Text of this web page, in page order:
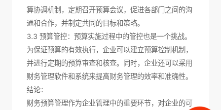
算协调机制，定期召开预算会议，促进各部门之间的沟
通和合作，并制定共同的目标和策略。
3.3 预算管控：预算实施过程中的管控也是一个挑战。
为保证预算的有效执行，企业可以建立预算控制机制，
并进行定期的预算审查和核查。同时，企业还可以采用
财务管理软件和系统来提高财务管理的效率和准确性。
结论：
财务预算管理作为企业管理中的重要环节，对企业的可